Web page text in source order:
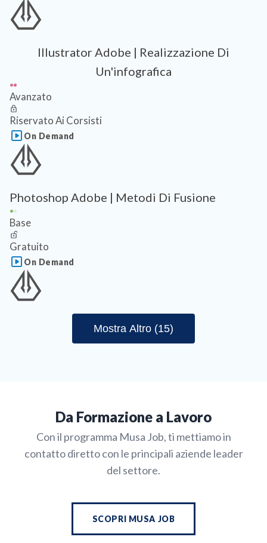
Illustrator Adobe | Realizzazione Di
Un'infografica
Avanzato
Riservato Ai Corsisti
On Demand
Photoshop Adobe | Metodi Di Fusione
Base
Gratuito
On Demand
Mostra Altro (15)
Da Formazione a Lavoro
Con il programma Musa Job, ti mettiamo in
contatto diretto con le principali aziende leader
del settore.
SCOPRI MUSA JOB